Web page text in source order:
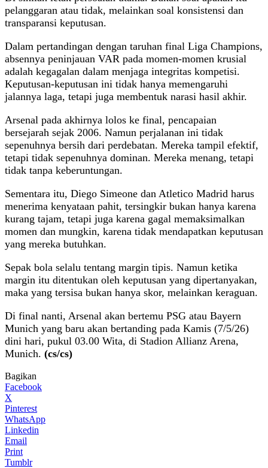
pelanggaran atau tidak, melainkan soal konsistensi dan
transparansi keputusan.
Dalam pertandingan dengan taruhan final Liga Champions,
absennya peninjauan VAR pada momen-momen krusial
adalah kegagalan dalam menjaga integritas kompetisi.
Keputusan-keputusan ini tidak hanya memengaruhi
jalannya laga, tetapi juga membentuk narasi hasil akhir.
Arsenal pada akhirnya lolos ke final, pencapaian
bersejarah sejak 2006. Namun perjalanan ini tidak
sepenuhnya bersih dari perdebatan. Mereka tampil efektif,
tetapi tidak sepenuhnya dominan. Mereka menang, tetapi
tidak tanpa keberuntungan.
Sementara itu, Diego Simeone dan Atletico Madrid harus
menerima kenyataan pahit, tersingkir bukan hanya karena
kurang tajam, tetapi juga karena gagal memaksimalkan
momen dan mungkin, karena tidak mendapatkan keputusan
yang mereka butuhkan.
Sepak bola selalu tentang margin tipis. Namun ketika
margin itu ditentukan oleh keputusan yang dipertanyakan,
maka yang tersisa bukan hanya skor, melainkan keraguan.
Di final nanti, Arsenal akan bertemu PSG atau Bayern
Munich yang baru akan bertanding pada Kamis (7/5/26)
dini hari, pukul 03.00 Wita, di Stadion Allianz Arena,
Munich. (cs/cs)
Bagikan
Facebook
X
Pinterest
WhatsApp
Linkedin
Email
Print
Tumblr